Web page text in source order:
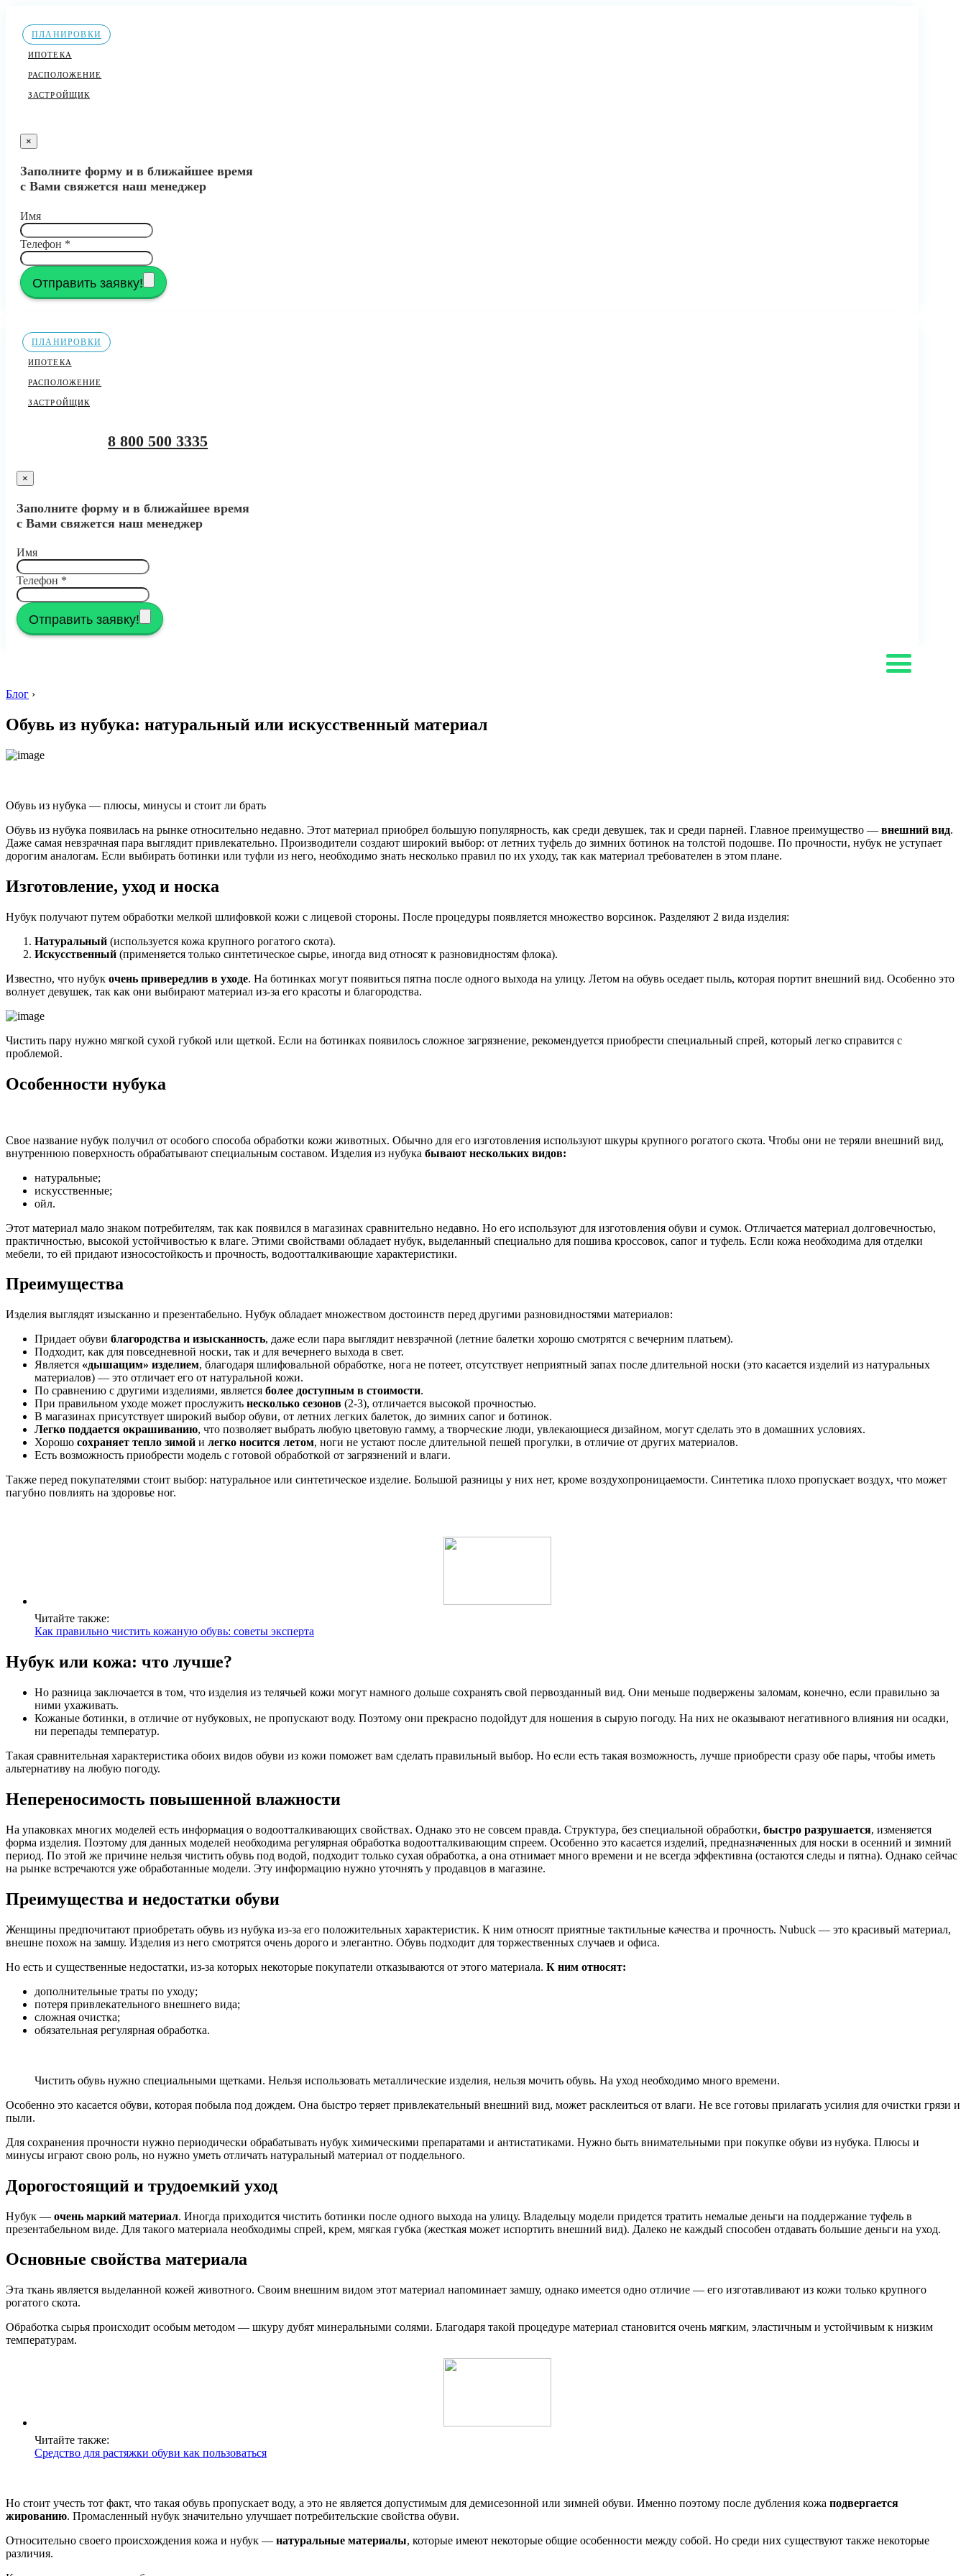
ПЛАНИРОВКИ
ИПОТЕКА
РАСПОЛОЖЕНИЕ
ЗАСТРОЙЩИК
×
Заполните форму и в ближайшее время
с Вами свяжется наш менеджер
Имя
Телефон *
Отправить заявку!
ПЛАНИРОВКИ
ИПОТЕКА
РАСПОЛОЖЕНИЕ
ЗАСТРОЙЩИК
8 800 500 3335
×
Заполните форму и в ближайшее время
с Вами свяжется наш менеджер
Имя
Телефон *
Отправить заявку!
Блог ›
Обувь из нубука: натуральный или искусственный материал
Обувь из нубука — плюсы, минусы и стоит ли брать
Обувь из нубука появилась на рынке относительно недавно. Этот материал приобрел большую популярность, как среди девушек, так и среди парней. Главное преимущество — внешний вид.
Даже самая невзрачная пара выглядит привлекательно. Производители создают широкий выбор: от летних туфель до зимних ботинок на толстой подошве. По прочности, нубук не уступает
дорогим аналогам. Если выбирать ботинки или туфли из него, необходимо знать несколько правил по их уходу, так как материал требователен в этом плане.
Изготовление, уход и носка
Нубук получают путем обработки мелкой шлифовкой кожи с лицевой стороны. После процедуры появляется множество ворсинок. Разделяют 2 вида изделия:
Натуральный (используется кожа крупного рогатого скота).
Искусственный (применяется только синтетическое сырье, иногда вид относят к разновидностям флока).
Известно, что нубук очень привередлив в уходе. На ботинках могут появиться пятна после одного выхода на улицу. Летом на обувь оседает пыль, которая портит внешний вид. Особенно это
волнует девушек, так как они выбирают материал из-за его красоты и благородства.
Чистить пару нужно мягкой сухой губкой или щеткой. Если на ботинках появилось сложное загрязнение, рекомендуется приобрести специальный спрей, который легко справится с
проблемой.
Особенности нубука
Свое название нубук получил от особого способа обработки кожи животных. Обычно для его изготовления используют шкуры крупного рогатого скота. Чтобы они не теряли внешний вид,
внутреннюю поверхность обрабатывают специальным составом. Изделия из нубука бывают нескольких видов:
натуральные;
искусственные;
ойл.
Этот материал мало знаком потребителям, так как появился в магазинах сравнительно недавно. Но его используют для изготовления обуви и сумок. Отличается материал долговечностью,
практичностью, высокой устойчивостью к влаге. Этими свойствами обладает нубук, выделанный специально для пошива кроссовок, сапог и туфель. Если кожа необходима для отделки
мебели, то ей придают износостойкость и прочность, водоотталкивающие характеристики.
Преимущества
Изделия выглядят изысканно и презентабельно. Нубук обладает множеством достоинств перед другими разновидностями материалов:
Придает обуви благородства и изысканность, даже если пара выглядит невзрачной (летние балетки хорошо смотрятся с вечерним платьем).
Подходит, как для повседневной носки, так и для вечернего выхода в свет.
Является «дышащим» изделием, благодаря шлифовальной обработке, нога не потеет, отсутствует неприятный запах после длительной носки (это касается изделий из натуральных
материалов) — это отличает его от натуральной кожи.
По сравнению с другими изделиями, является более доступным в стоимости.
При правильном уходе может прослужить несколько сезонов (2-3), отличается высокой прочностью.
В магазинах присутствует широкий выбор обуви, от летних легких балеток, до зимних сапог и ботинок.
Легко поддается окрашиванию, что позволяет выбрать любую цветовую гамму, а творческие люди, увлекающиеся дизайном, могут сделать это в домашних условиях.
Хорошо сохраняет тепло зимой и легко носится летом, ноги не устают после длительной пешей прогулки, в отличие от других материалов.
Есть возможность приобрести модель с готовой обработкой от загрязнений и влаги.
Также перед покупателями стоит выбор: натуральное или синтетическое изделие. Большой разницы у них нет, кроме воздухопроницаемости. Синтетика плохо пропускает воздух, что может
пагубно повлиять на здоровье ног.
Читайте также:
Как правильно чистить кожаную обувь: советы эксперта
Нубук или кожа: что лучше?
Но разница заключается в том, что изделия из телячьей кожи могут намного дольше сохранять свой первозданный вид. Они меньше подвержены заломам, конечно, если правильно за
ними ухаживать.
Кожаные ботинки, в отличие от нубуковых, не пропускают воду. Поэтому они прекрасно подойдут для ношения в сырую погоду. На них не оказывают негативного влияния ни осадки,
ни перепады температур.
Такая сравнительная характеристика обоих видов обуви из кожи поможет вам сделать правильный выбор. Но если есть такая возможность, лучше приобрести сразу обе пары, чтобы иметь
альтернативу на любую погоду.
Непереносимость повышенной влажности
На упаковках многих моделей есть информация о водоотталкивающих свойствах. Однако это не совсем правда. Структура, без специальной обработки, быстро разрушается, изменяется
форма изделия. Поэтому для данных моделей необходима регулярная обработка водоотталкивающим спреем. Особенно это касается изделий, предназначенных для носки в осенний и зимний
период. По этой же причине нельзя чистить обувь под водой, подходит только сухая обработка, а она отнимает много времени и не всегда эффективна (остаются следы и пятна). Однако сейчас
на рынке встречаются уже обработанные модели. Эту информацию нужно уточнять у продавцов в магазине.
Преимущества и недостатки обуви
Женщины предпочитают приобретать обувь из нубука из-за его положительных характеристик. К ним относят приятные тактильные качества и прочность. Nubuck — это красивый материал,
внешне похож на замшу. Изделия из него смотрятся очень дорого и элегантно. Обувь подходит для торжественных случаев и офиса.
Но есть и существенные недостатки, из-за которых некоторые покупатели отказываются от этого материала. К ним относят:
дополнительные траты по уходу;
потеря привлекательного внешнего вида;
сложная очистка;
обязательная регулярная обработка.
Чистить обувь нужно специальными щетками. Нельзя использовать металлические изделия, нельзя мочить обувь. На уход необходимо много времени.
Особенно это касается обуви, которая побыла под дождем. Она быстро теряет привлекательный внешний вид, может расклеиться от влаги. Не все готовы прилагать усилия для очистки грязи и
пыли.
Для сохранения прочности нужно периодически обрабатывать нубук химическими препаратами и антистатиками. Нужно быть внимательными при покупке обуви из нубука. Плюсы и
минусы играют свою роль, но нужно уметь отличать натуральный материал от поддельного.
Дорогостоящий и трудоемкий уход
Нубук — очень маркий материал. Иногда приходится чистить ботинки после одного выхода на улицу. Владельцу модели придется тратить немалые деньги на поддержание туфель в
презентабельном виде. Для такого материала необходимы спрей, крем, мягкая губка (жесткая может испортить внешний вид). Далеко не каждый способен отдавать большие деньги на уход.
Основные свойства материала
Эта ткань является выделанной кожей животного. Своим внешним видом этот материал напоминает замшу, однако имеется одно отличие — его изготавливают из кожи только крупного
рогатого скота.
Обработка сырья происходит особым методом — шкуру дубят минеральными солями. Благодаря такой процедуре материал становится очень мягким, эластичным и устойчивым к низким
температурам.
Читайте также:
Средство для растяжки обуви как пользоваться
Но стоит учесть тот факт, что такая обувь пропускает воду, а это не является допустимым для демисезонной или зимней обуви. Именно поэтому после дубления кожа подвергается
жированию. Промасленный нубук значительно улучшает потребительские свойства обуви.
Относительно своего происхождения кожа и нубук — натуральные материалы, которые имеют некоторые общие особенности между собой. Но среди них существуют также некоторые
различия.